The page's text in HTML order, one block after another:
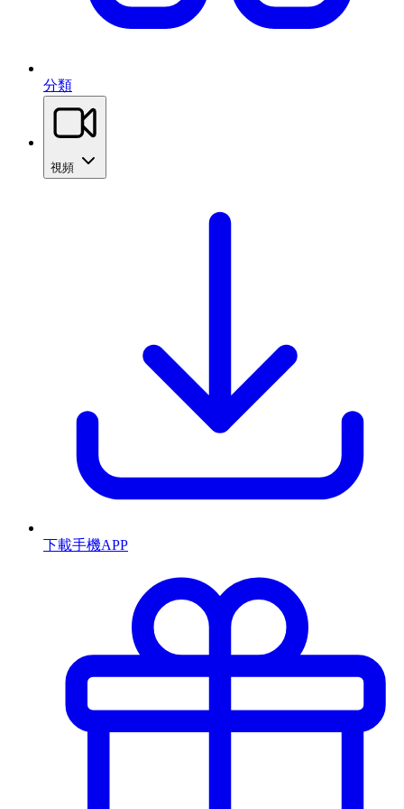
分類
視頻
下載手機APP